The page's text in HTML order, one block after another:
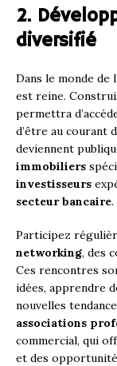
2.
diversifié
Dans le monde de l’
est reine.
permettra
d’être au courant
deviennent
immobiliers
investisseurs
secteur bancaire.
Participez
networking, des
Ces rencontres
idées, apprendre
nouvelles
associations
commercial, qui
et des